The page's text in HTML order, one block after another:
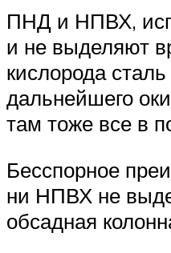
ПНД и НПВХ,
и не выделяют
кислорода
дальнейшего
там тоже все в
Бесспорное
ни НПВХ не
обсадная